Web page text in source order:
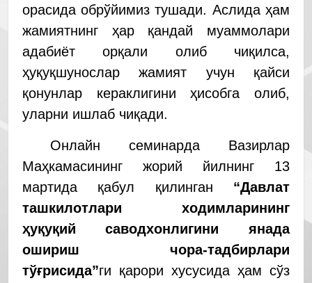
орасида обрўйимиз тушади. Аслида ҳам
жамиятнинг ҳар қандай муаммолари
адабиёт орқали олиб чиқилса,
ҳуқуқшунослар жамият учун қайси
қонунлар кераклигини ҳисобга олиб,
уларни ишлаб чиқади.
Онлайн семинарда Вазирлар
Маҳкамасининг жорий йилнинг 13
мартида қабул қилинган “Давлат
ташкилотлари ходимларининг
ҳуқуқий саводхонлигини янада
ошириш чора-тадбирлари
тўғрисида”ги қарори хусусида ҳам сўз